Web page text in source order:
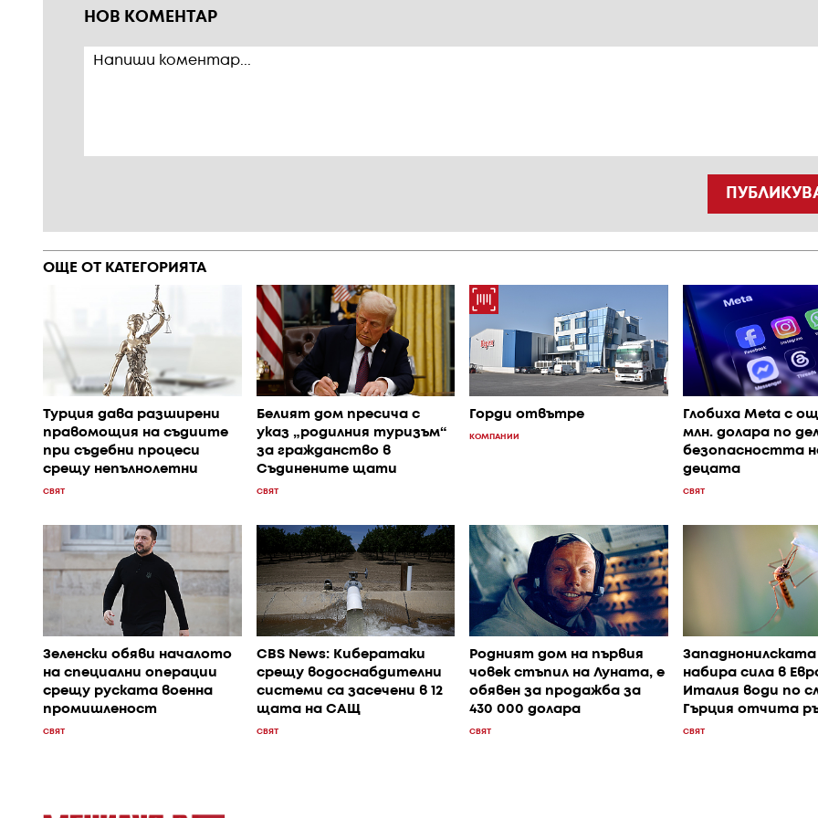
НОВ КОМЕНТАР
ОЩЕ ОТ КАТЕГОРИЯТА
Турция дава разширени
правомощия на съдиите
при съдебни процеси
срещу непълнолетни
СВЯТ
Белият дом пресича с
указ „родилния туризъм“
за гражданство в
Съдинените щати
СВЯТ
Горди отвътре
КОМПАНИИ
Глобиха Meta с
млн. долара по
безопасността
децата
СВЯТ
Зеленски обяви началото
на специални операции
срещу руската военна
промишленост
СВЯТ
CBS News: Кибератаки
срещу водоснабдителни
системи са засечени в 12
щата на САЩ
СВЯТ
Родният дом на първия
човек стъпил на Луната, е
обявен за продажба за
430 000 долара
СВЯТ
набира сила в
Италия води по
Гърция отчита
СВЯТ